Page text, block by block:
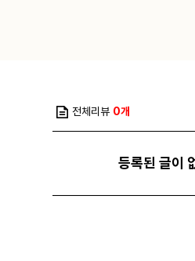
전체리뷰 0개
등록된 글이